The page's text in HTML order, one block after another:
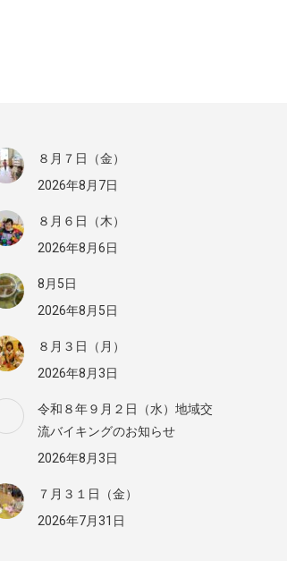
８月７日（金）
2026年8月7日
８月６日（木）
2026年8月6日
8月5日
2026年8月5日
８月３日（月）
2026年8月3日
令和８年９月２日（水）地域交
流バイキングのお知らせ
2026年8月3日
７月３１日（金）
2026年7月31日